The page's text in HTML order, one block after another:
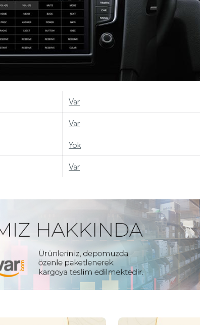
Var
Var
Yok
Var